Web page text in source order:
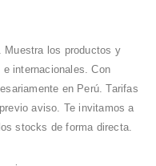
Muestra los productos y
internacionales. Con
en Perú. Tarifas
aviso. Te invitamos a
stocks de forma directa.